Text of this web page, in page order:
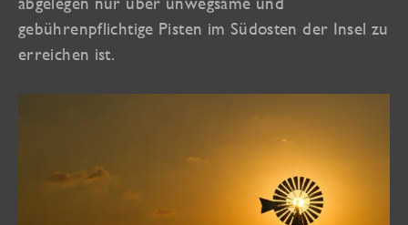
gebührenpflichtige Pisten im Südosten der Insel zu
erreichen ist.